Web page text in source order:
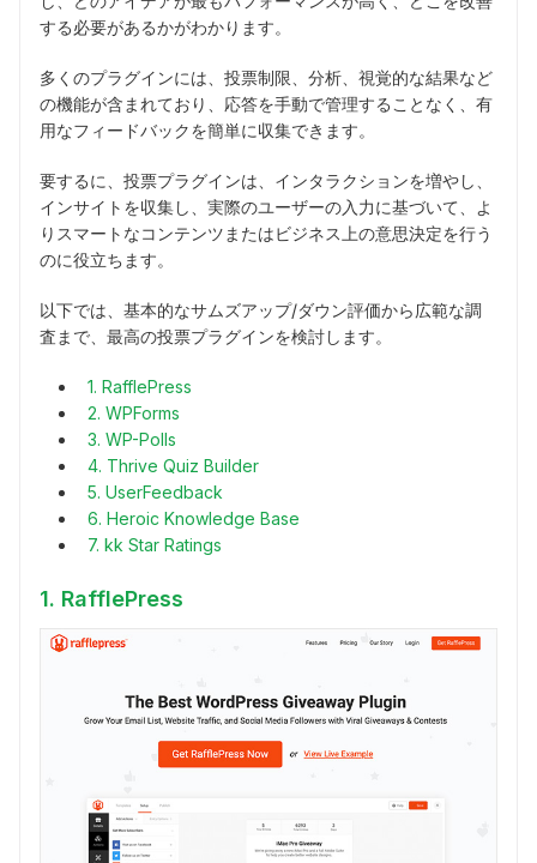
する必要があるかがわかります。
多くのプラグインには、投票制限、分析、視覚的な結果など
の機能が含まれており、応答を手動で管理することなく、有
用なフィードバックを簡単に収集できます。
要するに、投票プラグインは、インタラクションを増やし、
インサイトを収集し、実際のユーザーの入力に基づいて、よ
りスマートなコンテンツまたはビジネス上の意思決定を行う
のに役立ちます。
以下では、基本的なサムズアップ/ダウン評価から広範な調
査まで、最高の投票プラグインを検討します。
1. RafflePress
2. WPForms
3. WP-Polls
4. Thrive Quiz Builder
5. UserFeedback
6. Heroic Knowledge Base
7. kk Star Ratings
1. RafflePress